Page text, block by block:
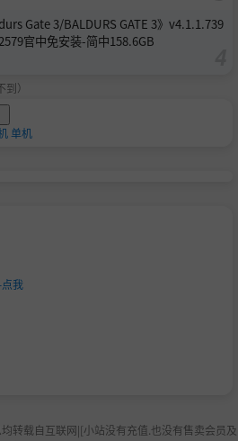
Gate 3/BALDURS GATE 3》v4.1.1.739
官中免安装-简中158.6GB
）
单机
我
转载自互联网|[小站没有充值.也没有售卖会员及